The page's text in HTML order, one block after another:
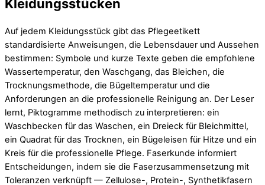
Kleidungsstücken
Auf jedem Kleidungsstück gibt das Pflegeetikett
standardisierte Anweisungen, die Lebensdauer und Aussehen
bestimmen: Symbole und kurze Texte geben die empfohlene
Wassertemperatur, den Waschgang, das Bleichen, die
Trocknungsmethode, die Bügeltemperatur und die
Anforderungen an die professionelle Reinigung an. Der Leser
lernt, Piktogramme methodisch zu interpretieren: ein
Waschbecken für das Waschen, ein Dreieck für Bleichmittel,
ein Quadrat für das Trocknen, ein Bügeleisen für Hitze und ein
Kreis für die professionelle Pflege. Faserkunde informiert
Entscheidungen, indem sie die Faserzusammensetzung mit
Toleranzen verknüpft — Zellulose-, Protein-, Synthetikfasern